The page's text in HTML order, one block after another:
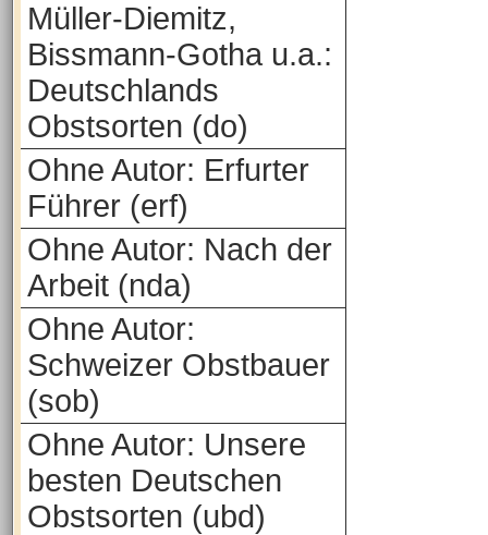
Müller-Diemitz,
Bissmann-Gotha u.a.:
Deutschlands
Obstsorten (do)
Ohne Autor: Erfurter
Führer (erf)
Ohne Autor: Nach der
Arbeit (nda)
Ohne Autor:
Schweizer Obstbauer
(sob)
Ohne Autor: Unsere
besten Deutschen
Obstsorten (ubd)